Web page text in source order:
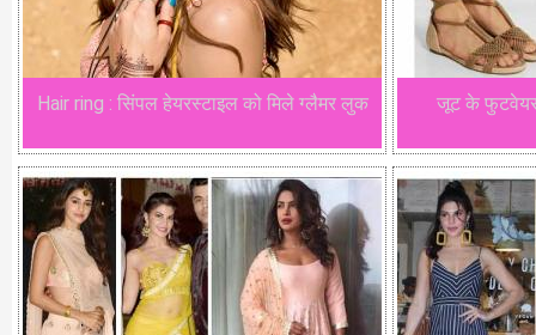
Hair ring : सिंपल हेयरस्टाइल को मिले ग्लैमर लुक जूट के